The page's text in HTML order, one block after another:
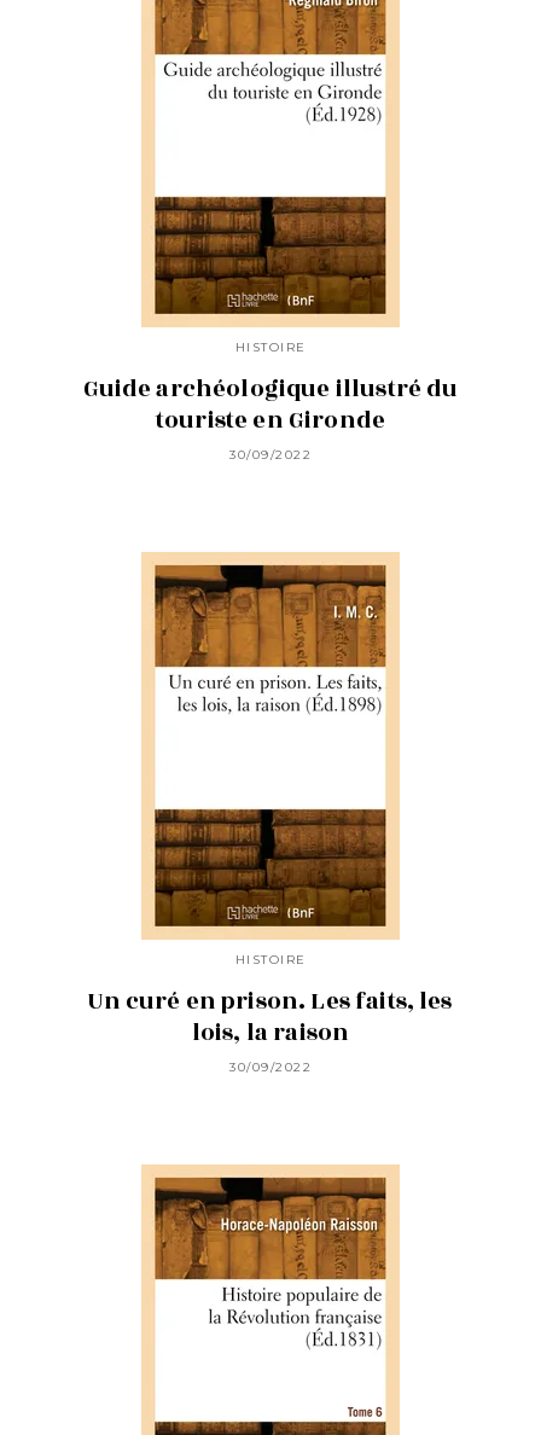
HISTOIRE
Guide archéologique illustré du
touriste en Gironde
30/09/2022
HISTOIRE
Un curé en prison. Les faits, les
lois, la raison
30/09/2022